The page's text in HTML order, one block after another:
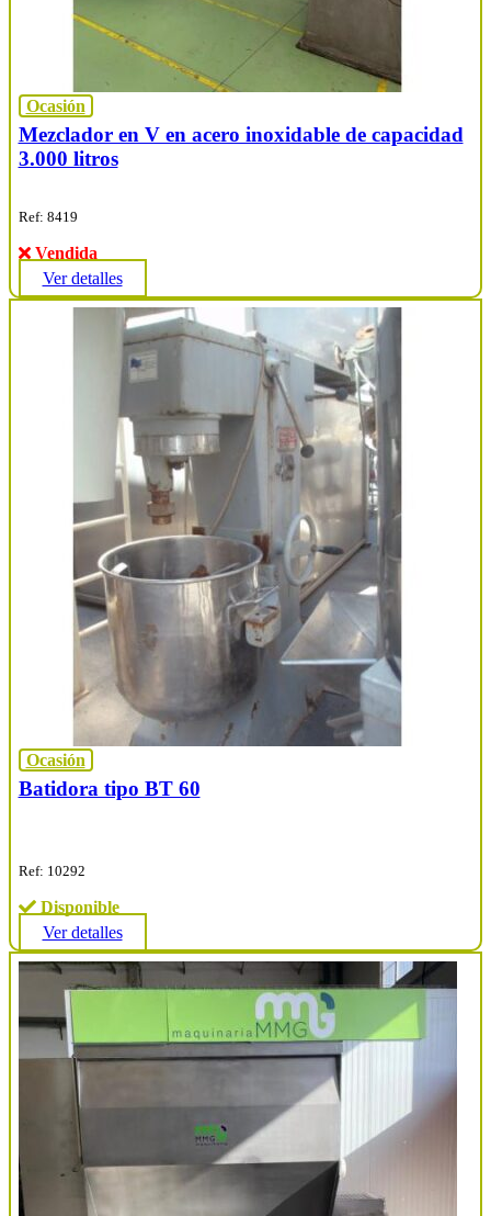
Ocasión
Mezclador en V en acero inoxidable de capacidad
3.000 litros
Ref: 8419
Vendida
Ver detalles
Ocasión
Batidora tipo BT 60
Ref: 10292
Disponible
Ver detalles